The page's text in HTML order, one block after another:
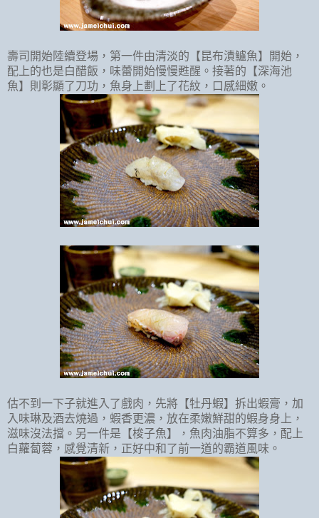
壽司開始陸續登場，第一件由清淡的【昆布漬鱸魚】開始，
配上的也是白醋飯，味蕾開始慢慢甦醒。接著的【深海池
魚】則彰顯了刀功，魚身上劃上了花紋，口感細嫩。
估不到一下子就進入了戲肉，先將【牡丹蝦】拆出蝦膏，加
入味琳及酒去燒過，蝦香更濃，放在柔嫩鮮甜的蝦身身上，
滋味沒法擋。另一件是【梭子魚】，魚肉油脂不算多，配上
白蘿蔔蓉，感覺清新，正好中和了前一道的霸道風味。